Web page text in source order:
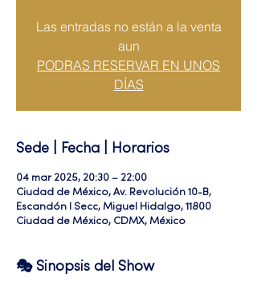
Las entradas no están a la venta
aun
PODRAS RESERVAR EN UNOS
DÍAS
Sede | Fecha | Horarios
04 mar 2025, 20:30 – 22:00
Ciudad de México, Av. Revolución 10-B,
Escandón I Secc, Miguel Hidalgo, 11800
Ciudad de México, CDMX, México
🎭 Sinopsis del Show